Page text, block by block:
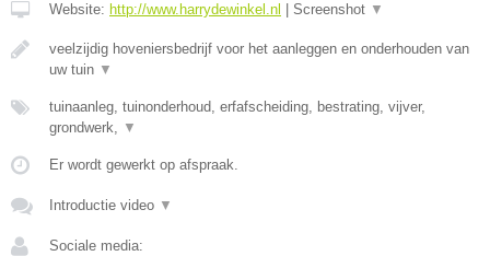
Website: http://www.harrydewinkel.nl Screenshot ▼
veelzijdig hoveniersbedrijf voor het aanleggen en onderhouden van
uw tuin ▼
tuinaanleg, tuinonderhoud, erfafscheiding, bestrating, vijver,
grondwerk, ▼
Er wordt gewerkt op afspraak.
Introductie video ▼
Sociale media: